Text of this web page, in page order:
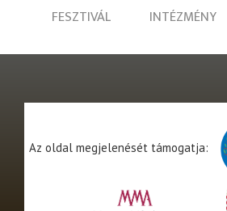
FESZTIVÁL
INTÉZMÉNY
Az oldal megjelenését támogatja: